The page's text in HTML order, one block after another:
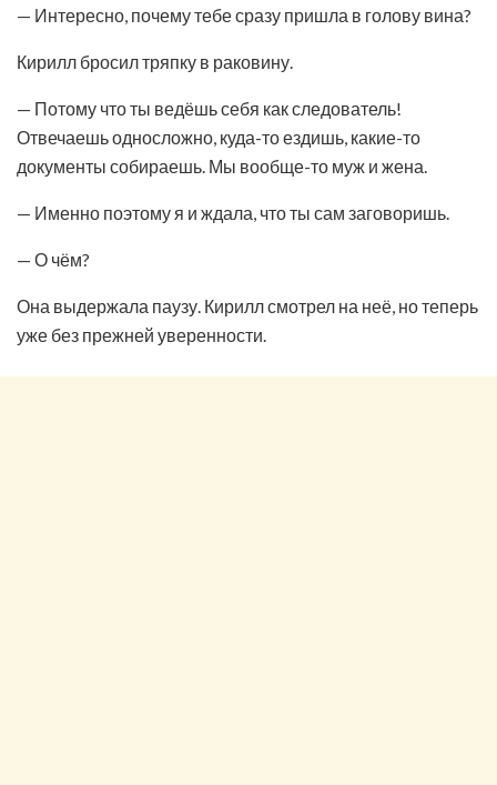
— Интересно, почему тебе сразу пришла в голову вина?
Кирилл бросил тряпку в раковину.
— Потому что ты ведёшь себя как следователь!
Отвечаешь односложно, куда-то ездишь, какие-то
документы собираешь. Мы вообще-то муж и жена.
— Именно поэтому я и ждала, что ты сам заговоришь.
— О чём?
Она выдержала паузу. Кирилл смотрел на неё, но теперь
уже без прежней уверенности.